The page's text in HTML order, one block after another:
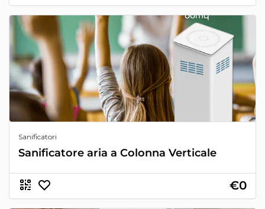
Sanificatori
Sanificatore aria a Colonna Verticale
€0